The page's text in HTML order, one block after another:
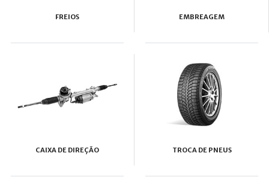
FREIOS EMBREAGEM
CAIXA DE DIREÇÃO TROCA DE PNEUS